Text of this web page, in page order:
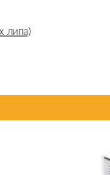
липа)